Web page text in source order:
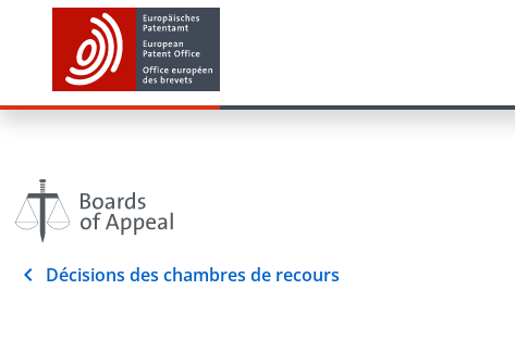
Décisions des chambres de recours